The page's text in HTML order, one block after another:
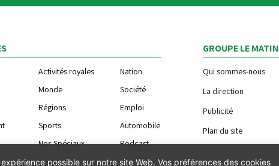
Activités royales
Nation
Monde
Société
Régions
Emploi
Sports
Automobile
Nos Spéciaux Podcast
GROUPE LE MATIN
Qui sommes-nous
La direction
Publicité
Plan du site
possible sur notre site Web. Vos préférences des cookies